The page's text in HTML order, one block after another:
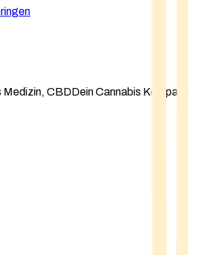
Medizin, CBDDein Cannabis Kompass